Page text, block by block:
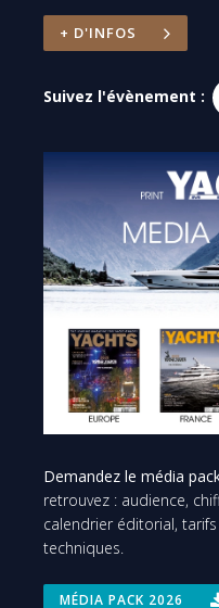
+ D'INFOS
Suivez l'évènement :
Demandez le média
retrouvez : audience,
calendrier éditorial,
techniques.
MÉDIA PACK 2026